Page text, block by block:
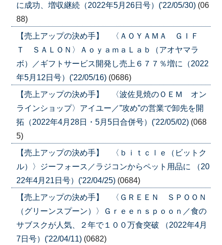
に成功、増収継続（2022年5月26日号）('22/05/30) (06
88)
【売上アップの決め手】 〈ＡＯＹＡＭＡ ＧＩＦ
Ｔ ＳＡＬＯＮ〉ＡｏｙａｍａＬａｂ（アオヤマラ
ボ）／ギフトサービス開発し売上６７７％増に（2022
年5月12日号）('22/05/16) (0686)
【売上アップの決め手】 〈波佐見焼のＯＥＭ オン
ラインショップ〉アイユー／”攻め”の営業で卸先を開
拓（2022年4月28日・5月5日合併号）('22/05/02) (068
5)
【売上アップの決め手】 〈ｂｉｔｃｌｅ（ビットク
ル）〉ジーフォース／ラジコンからペット用品に （20
22年4月21日号）('22/04/25) (0684)
【売上アップの決め手】 〈ＧＲＥＥＮ ＳＰＯＯＮ
（グリーンスプーン）〉Ｇｒｅｅｎｓｐｏｏｎ／食の
サブスクが人気、２年で１００万食突破 （2022年4月
7日号）('22/04/11) (0682)